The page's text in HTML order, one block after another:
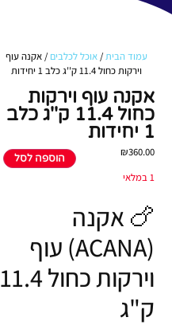
עמוד הבית/אוכל לכלבים / אקנה עוף
וירקות כחול 11.4 ק''ג כלב 1 יחידות
אקנה עוף וירקות
כחול 11.4 ק''ג כלב
1 יחידות
₪360.00
1 במלאי
הוספה לסל
🍗 אקנה
(ACANA) עוף
וירקות כחול 11.4
ק"ג